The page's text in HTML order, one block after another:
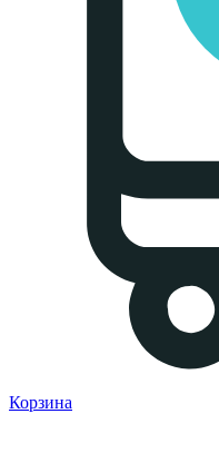
Корзина